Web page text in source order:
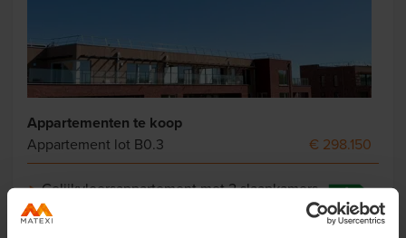
Appartementen te koop
Appartement lot B0.3
€ 298.150
Gelijkvloersappartement met 2 slaapkamers
Oppervlakte: 99 m² met 11 m² terras